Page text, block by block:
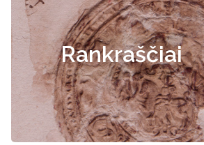
Rankraščiai